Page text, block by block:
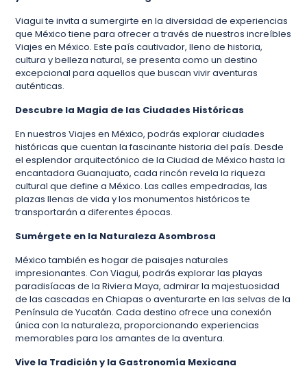
Viagui te invita a sumergirte en la diversidad de experiencias
que México tiene para ofrecer a través de nuestros increíbles
Viajes en México. Este país cautivador, lleno de historia,
cultura y belleza natural, se presenta como un destino
excepcional para aquellos que buscan vivir aventuras
auténticas.
Descubre la Magia de las Ciudades Históricas
En nuestros Viajes en México, podrás explorar ciudades
históricas que cuentan la fascinante historia del país. Desde
el esplendor arquitectónico de la Ciudad de México hasta la
encantadora Guanajuato, cada rincón revela la riqueza
cultural que define a México. Las calles empedradas, las
plazas llenas de vida y los monumentos históricos te
transportarán a diferentes épocas.
Sumérgete en la Naturaleza Asombrosa
México también es hogar de paisajes naturales
impresionantes. Con Viagui, podrás explorar las playas
paradisíacas de la Riviera Maya, admirar la majestuosidad
de las cascadas en Chiapas o aventurarte en las selvas de la
Península de Yucatán. Cada destino ofrece una conexión
única con la naturaleza, proporcionando experiencias
memorables para los amantes de la aventura.
Vive la Tradición y la Gastronomía Mexicana